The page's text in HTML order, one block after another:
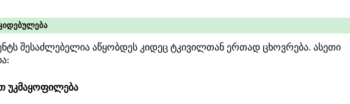
შესაძლებელია აწყობდეს კიდეც ტკივილთან ერთად ცხოვრება. ასეთი
უკმაყოფილება